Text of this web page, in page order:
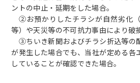
ントの中止・延期をした場合。
②お預かりしたチラシが自然劣化
等）や天災等の不可抗力事由により破
③ちいき新聞およびチラシ折込等の
が発生した場合でも、当社が定める各
していることが確認できた場合。